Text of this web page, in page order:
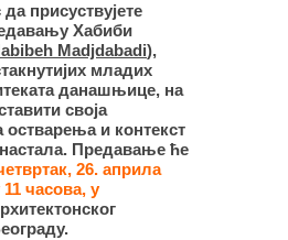
присуствујете
Хабиби
Madjdabadi),
младих
данашњице, на
своја
остварења и контекст
Предавање ће
26. априла
часова, у